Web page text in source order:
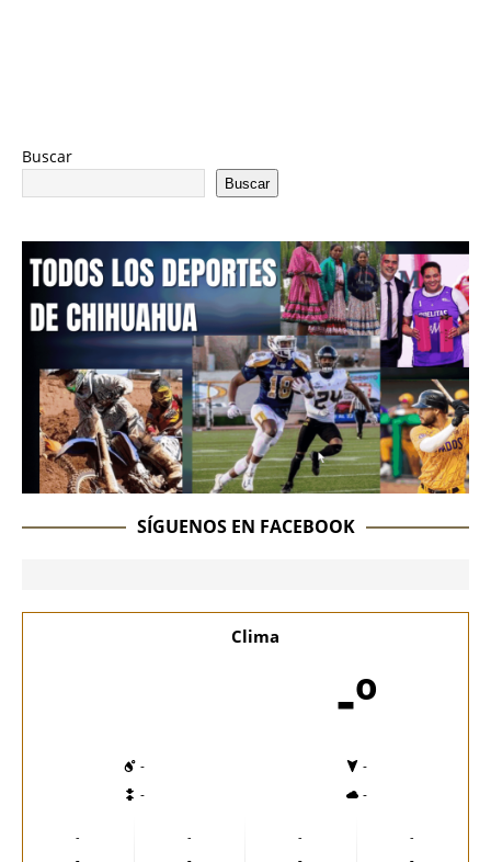
Buscar
Buscar
SÍGUENOS EN FACEBOOK
Clima
-º
-
-
-
-
-
-
-
-